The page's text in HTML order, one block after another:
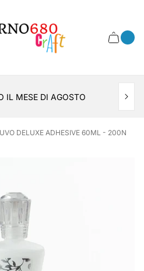
del
negozio
Cassetto
IL MESE DI AGOSTO
DELUXE ADHESIVE 60ML - 200N